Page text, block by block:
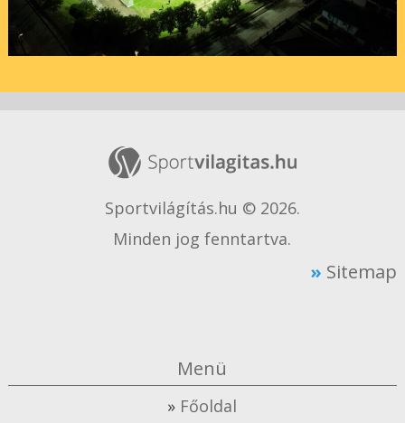
Sportvilágítás.hu © 2026.
Minden jog fenntartva.
Sitemap
Menü
Főoldal